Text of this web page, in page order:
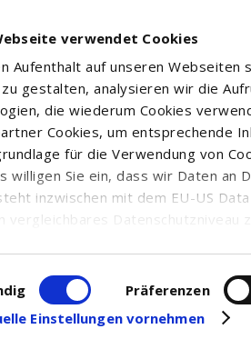
verwendet Cookies
Aufenthalt auf unseren Webseiten
gestalten, analysieren wir die
die wiederum Cookies
Cookies, um entsprechende
für die Verwendung von
willigen Sie ein, dass wir Daten an
inzwischen mit dem EU-US
vergleichbares Datenschutzniveau
finden Sie auf unserer Seite zum
auch jederzeit widerrufen oder
Präferenzen
Einstellungen vornehmen
ENERGY INC.